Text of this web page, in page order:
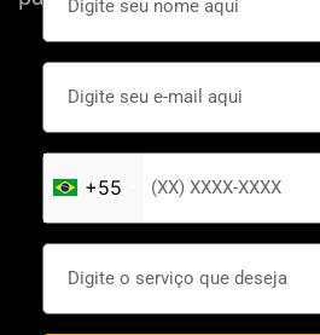
+55